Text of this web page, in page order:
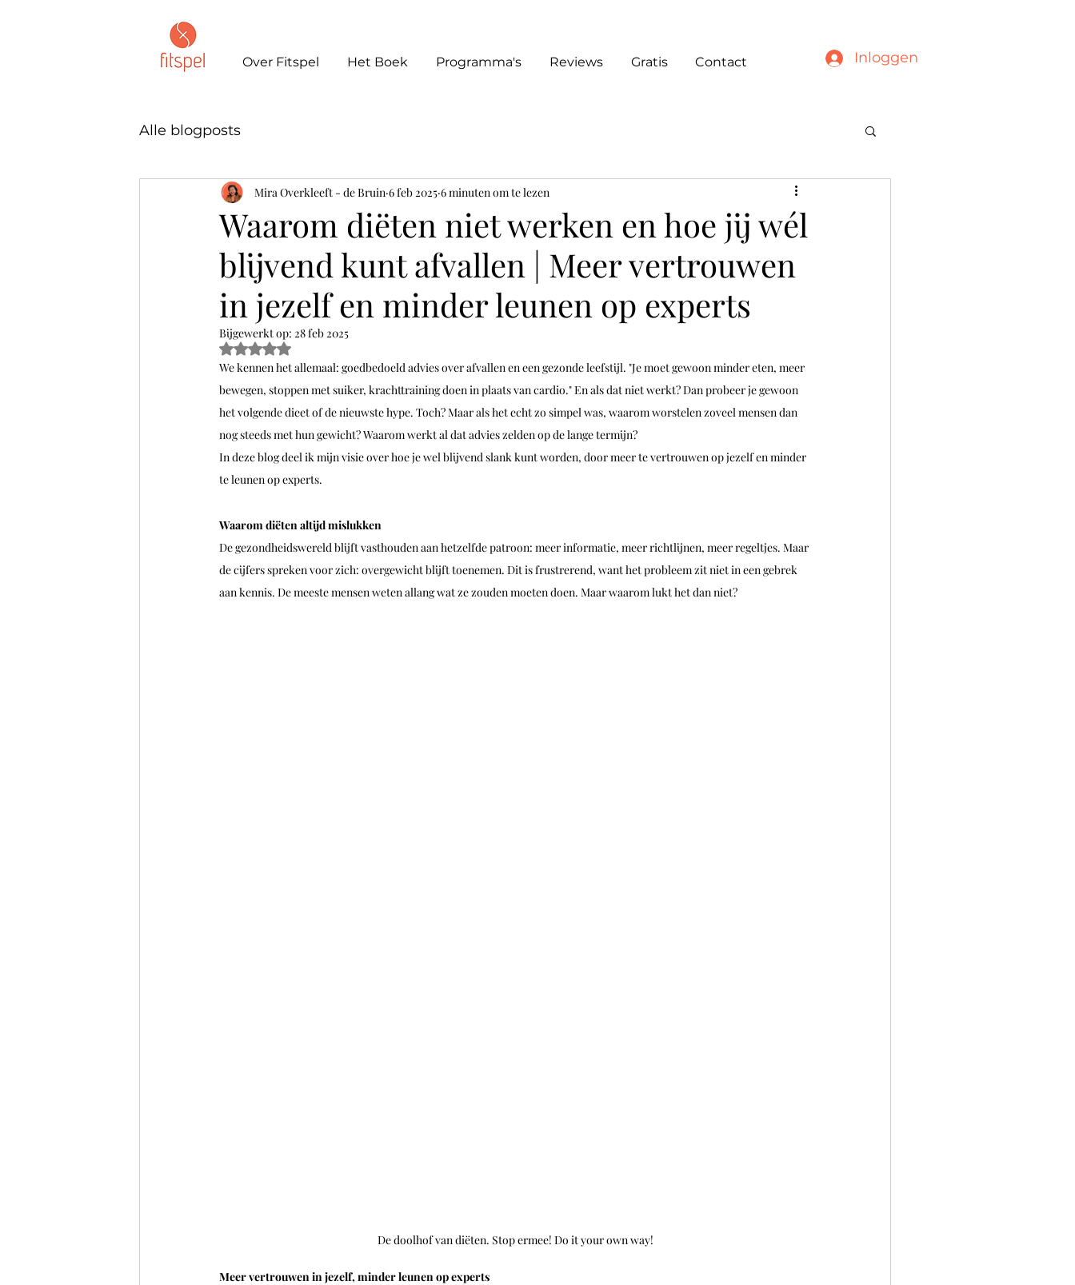
Over Fitspel Het Boek Programma's Reviews Gratis Contact Inloggen
Alle blogposts
Waarom diëten niet werken en hoe jij wél
blijvend kunt afvallen | Meer vertrouwen
in jezelf en minder leunen op experts
Mira Overkleeft - de Bruin 6 feb 2025 6 minuten om te lezen
Bijgewerkt op: 28 feb 2025
Beoordeeld met NaN uit 5 sterren.
We kennen het allemaal: goedbedoeld advies over afvallen en een gezonde leefstijl. "Je moet gewoon minder eten, meer
bewegen, stoppen met suiker, krachttraining doen in plaats van cardio." En als dat niet werkt? Dan probeer je gewoon
het volgende dieet of de nieuwste hype. Toch? Maar als het echt zo simpel was, waarom worstelen zoveel mensen dan
nog steeds met hun gewicht? Waarom werkt al dat advies zelden op de lange termijn?
In deze blog deel ik mijn visie over hoe je wel blijvend slank kunt worden, door meer te vertrouwen op jezelf en minder
te leunen op experts.
Waarom diëten altijd mislukken
De gezondheidswereld blijft vasthouden aan hetzelfde patroon: meer informatie, meer richtlijnen, meer regeltjes. Maar
de cijfers spreken voor zich: overgewicht blijft toenemen. Dit is frustrerend, want het probleem zit niet in een gebrek
aan kennis. De meeste mensen weten allang wat ze zouden moeten doen. Maar waarom lukt het dan niet?
De doolhof van diëten. Stop ermee! Do it your own way!
Meer vertrouwen in jezelf, minder leunen op experts